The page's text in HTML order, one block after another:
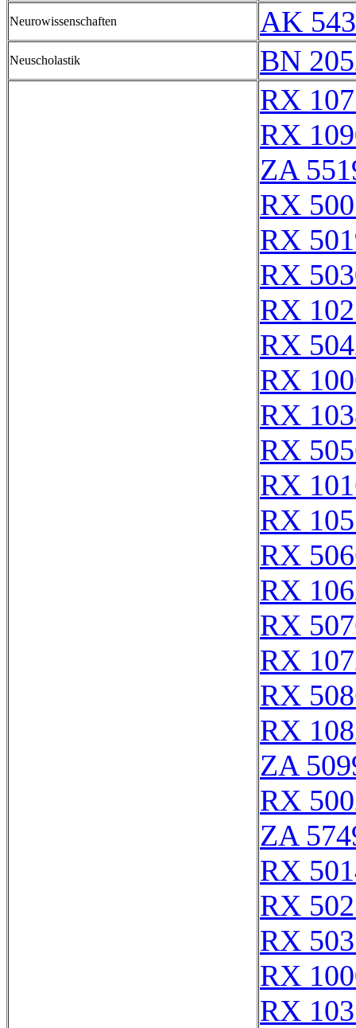
Neurowissenschaften AK
Neuscholastik
BN
RX
RX
ZA
RX
RX
RX
RX
RX
RX
RX
RX
RX
RX
RX
RX
RX
RX
RX
RX
ZA
RX
ZA
RX
RX
RX
RX
RX